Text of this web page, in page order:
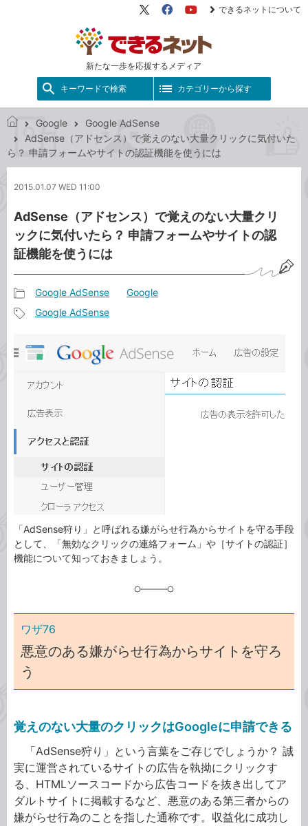
新たな一歩を応援するメディア
X（旧
FacebookYouTube
できるネットについて
キーワードで検索 カテゴリーから探す
で
き
ッ
Google
Google AdSense
AdSense（アドセンス）で覚えのない大量クリックに気付いた
ら？ 申請フォームやサイトの認証機能を使うには
2015.01.07 WED 11:00
AdSense（アドセンス）で覚えのない大量クリ
ックに気付いたら？ 申請フォームやサイトの認
証機能を使うには
事
テ
リ
Google AdSense Google
タ
Google AdSense
「AdSense狩り」と呼ばれる嫌がらせ行為からサイトを守る手段
として、「無効なクリックの連絡フォーム」や［サイトの認証］
機能について知っておきましょう。
ワザ76
悪意のある嫌がらせ行為からサイトを守ろ
う
覚えのない大量のクリックはGoogleに申請できる
「AdSense狩り」という言葉をご存じでしょうか？ 誠
実に運営されているサイトの広告を執拗にクリックす
る、HTMLソースコードから広告コードを抜き出してア
ダルトサイトに掲載するなど、悪意のある第三者からの
嫌がらせ行為のことを指した通称です。収益化に成功し